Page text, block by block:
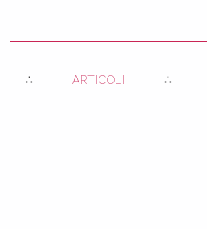
ARTICOLI